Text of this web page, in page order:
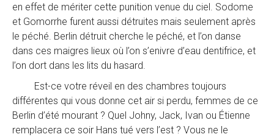
en effet de mériter cette punition venue du ciel. Sodome
et Gomorrhe furent aussi détruites mais seulement après
le péché. Berlin détruit cherche le péché, et l’on danse
dans ces maigres lieux où l’on s’enivre d’eau dentifrice, et
l’on dort dans les lits du hasard.
Est-ce votre réveil en des chambres toujours
différentes qui vous donne cet air si perdu, femmes de ce
Berlin d’été mourant ? Quel Johny, Jack, Ivan ou Étienne
remplacera ce soir Hans tué vers l’est ? Vous ne le